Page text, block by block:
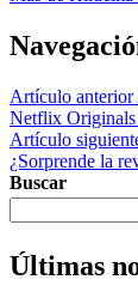
Artículo anterior
Netflix Originals
Artículo
¿Sorprende la
Buscar
Últimas